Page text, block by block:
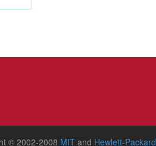
© 2002-2008 MIT and Hewlett-Packard